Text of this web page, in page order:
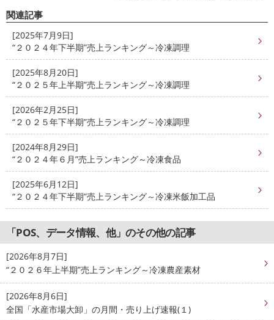
関連記事
[2025年7月9日]
“２０２４年下半期”売上ランキング～冷凍調理
[2025年8月20日]
“２０２５年上半期”売上ランキング～冷凍調理
[2026年2月25日]
“２０２５年下半期”売上ランキング～冷凍調理
[2024年8月29日]
“２０２４年６月”売上ランキング～冷凍食品
[2025年6月12日]
“２０２４年下半期”売上ランキング～冷凍米飯加工品
「POS、データ情報、他」のその他の記事
[2026年8月7日]
“２０２６年上半期”売上ランキング～冷凍農産素材
[2026年8月6日]
全国「水産市場大卸」の月間・売り上げ速報(１)